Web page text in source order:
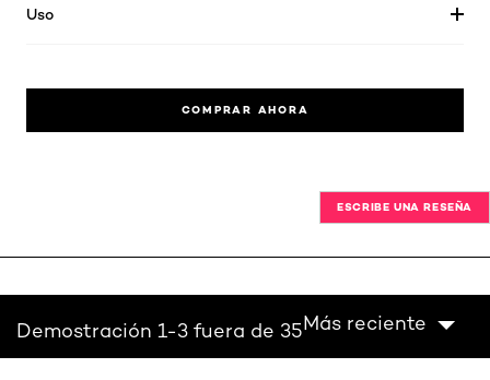
Uso
COMPRAR AHORA
ESCRIBE UNA RESEÑA
Demostración 1-3 fuera de 35Más reciente